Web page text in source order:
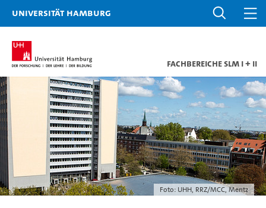
Universität Hamburg
Fachbereiche SLM I + II
Foto: UHH, RRZ/MCC, Mentz